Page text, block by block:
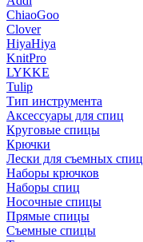
ChiaoGoo
Clover
HiyaHiya
KnitPro
LYKKE
Tulip
Тип инструмента
Аксессуары для спиц
Круговые спицы
Крючки
Лески для съемных спиц
Наборы крючков
Наборы спиц
Носочные спицы
Прямые спицы
Съемные спицы